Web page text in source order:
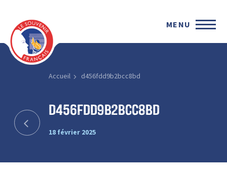
MENU
Accueil d456fdd9b2bcc8bd
d456fdd9b2bcc8bd
18 février 2025